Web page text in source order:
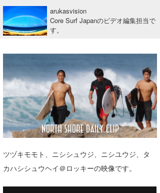
波情報･概況
WAVE HUNTER 波予想ツール
サーフィンエリアガイド
会員メニュー
今月のプレゼント
arukasvision
Core Surf Japanのビデオ編集担当で
す。
ツヅキモモト、ニシシュウジ、ニシユウジ、タ
カハシシュウヘイ＠ロッキーの映像です。
アート＆エンタメ
ショップ情報
ショップ情報
湘南
ウラナミ
お知らせ
ルール＆How to
VOTE!